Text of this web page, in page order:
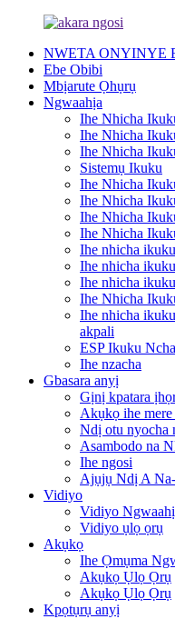
NWETA ONYINYE
Ebe Obibi
Mbịarute Ọhụrụ
Ngwaahịa
Ihe Nhicha
Ihe Nhicha
Ihe Nhicha
Sistemụ Ikuku
Ihe Nhicha
Ihe Nhicha
Ihe Nhicha
Ihe Nhicha
Ihe nhicha
Ihe nhicha
Ihe nhicha
Ihe Nhicha
Ihe nhicha
akpali
ESP Ikuku
Ihe nzacha
Gbasara anyị
Gịnị kpatara
Akụkọ ihe mere
Ndị otu nyocha
Asambodo na
Ihe ngosi
Ajụjụ Ndị A
Vidiyo
Vidiyo
Vidiyo ụlọ ọrụ
Akụkọ
Ihe Ọmụma
Akụkọ Ụlọ Ọrụ
Akụkọ Ụlọ Ọrụ
Kpọtụrụ anyị